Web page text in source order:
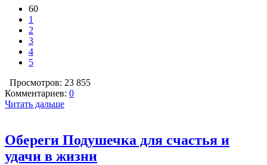
60
1
2
3
4
5
Просмотров: 23 855
Комментариев: 0
Читать дальше
Обереги Подушечка для счастья и
удачи в жизни